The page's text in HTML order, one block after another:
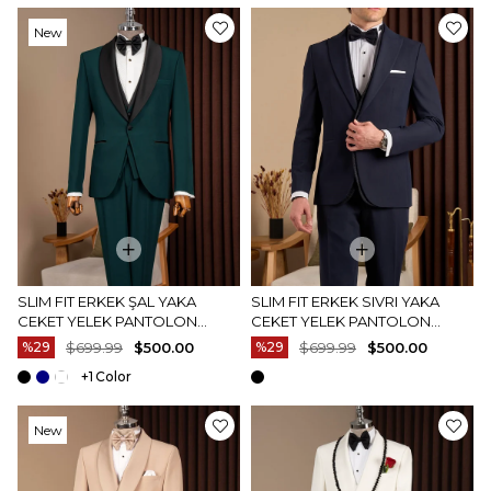
SLIM FIT ERKEK ŞAL YAKA
CEKET YELEK PANTOLON
DAMATLIK SET YEŞIL T20073-28
%29 $500.00
$699.99
+1
New
SLIM FIT ERKEK SIVRI YAKA
CEKET YELEK PANTOLON
DAMATLIK SET LACIVERT
T20079-02
%29 $500.00
$699.99
New